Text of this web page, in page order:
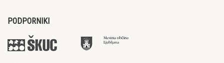
PODPORNIKI